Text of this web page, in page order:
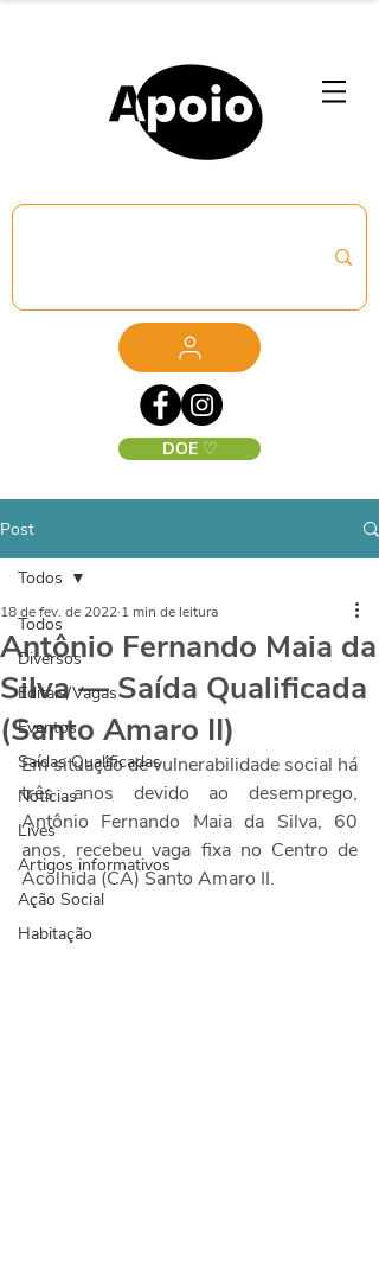
DOE ♡
Post
Todos
Diversos
Editais/Vagas
Eventos
Saídas Qualificadas
Notícias
Lives
Artigos informativos
Ação Social
Habitação
Todos
Antônio Fernando Maia da
Silva — Saída Qualificada
(Santo Amaro II)
18 de fev. de 2022 1 min de leitura
Em situação de vulnerabilidade social há
três anos devido ao desemprego,
Antônio Fernando Maia da Silva, 60
anos, recebeu vaga fixa no Centro de
Acolhida (CA) Santo Amaro II.